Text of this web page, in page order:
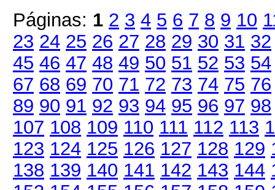
Páginas: 1 2 3 4 5 6 7 8 9 10
23 24 25 26 27 28 29 30 31 32
45 46 47 48 49 50 51 52 53 54
67 68 69 70 71 72 73 74 75 76
89 90 91 92 93 94 95 96 97 98
107 108 109 110 111 112 113
123 124 125 126 127 128 129
138 139 140 141 142 143 144